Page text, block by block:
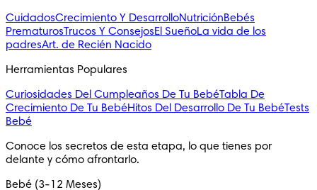
CuidadosCrecimiento Y DesarrolloNutriciónBebés
PrematurosTrucos Y ConsejosEl SueñoLa vida de los
padresArt. de Recién Nacido
Herramientas Populares
Curiosidades Del Cumpleaños De Tu BebéTabla De
Crecimiento De Tu BebéHitos Del Desarrollo De Tu BebéTests
Bebé
Conoce los secretos de esta etapa, lo que tienes por
delante y cómo afrontarlo.
Bebé (3-12 Meses)